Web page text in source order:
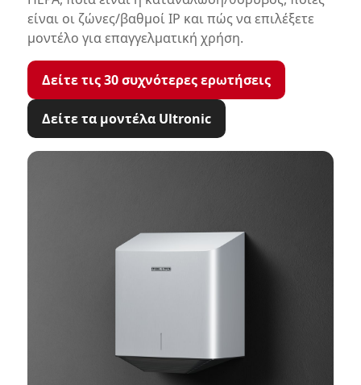
είναι οι ζώνες/βαθμοί IP και πώς να επιλέξετε
μοντέλο για επαγγελματική χρήση.
Δείτε τις 30 συχνότερες ερωτήσεις
Δείτε τα μοντέλα Ultronic